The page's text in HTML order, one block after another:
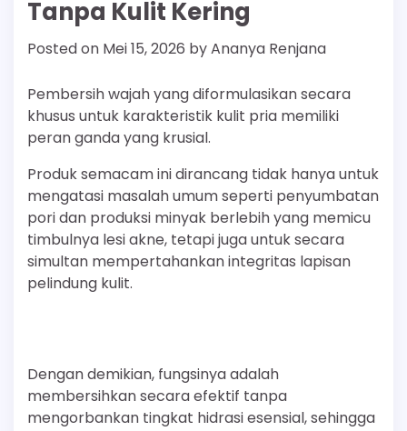
Tanpa Kulit Kering
Posted on Mei 15, 2026 byAnanya Renjana
Pembersih wajah yang diformulasikan secara
khusus untuk karakteristik kulit pria memiliki
peran ganda yang krusial.
Produk semacam ini dirancang tidak hanya untuk
mengatasi masalah umum seperti penyumbatan
pori dan produksi minyak berlebih yang memicu
timbulnya lesi akne, tetapi juga untuk secara
simultan mempertahankan integritas lapisan
pelindung kulit.
Dengan demikian, fungsinya adalah
membersihkan secara efektif tanpa
mengorbankan tingkat hidrasi esensial, sehingga